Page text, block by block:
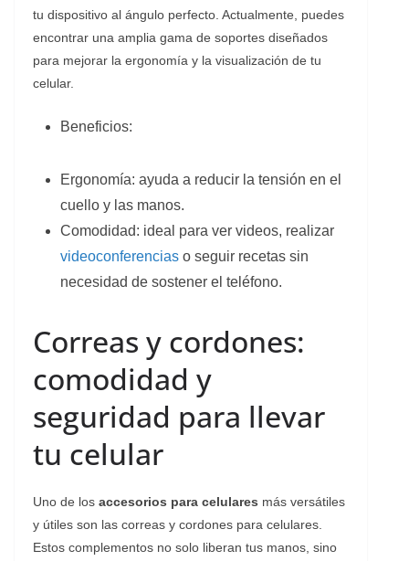
tu dispositivo al ángulo perfecto. Actualmente, puedes
encontrar una amplia gama de soportes diseñados
para mejorar la ergonomía y la visualización de tu
celular.
Beneficios:
Ergonomía: ayuda a reducir la tensión en el
cuello y las manos.
Comodidad: ideal para ver videos, realizar
videoconferencias o seguir recetas sin
necesidad de sostener el teléfono.
Correas y cordones:
comodidad y
seguridad para llevar
tu celular
Uno de los accesorios para celulares más versátiles
y útiles son las correas y cordones para celulares.
Estos complementos no solo liberan tus manos, sino